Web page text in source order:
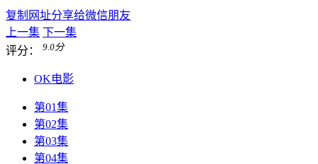
复制网址分享给微信朋友
上一集 下一集
评分：
9.0分
OK电影
第01集
第02集
第03集
第04集